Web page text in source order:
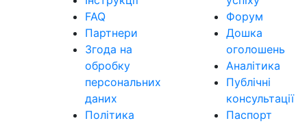
FAQ
Партнери
Згода на
обробку
персональних
даних
Політика
Форум
Дошка
оголошень
Аналітика
Публічні
консультації
Паспорт